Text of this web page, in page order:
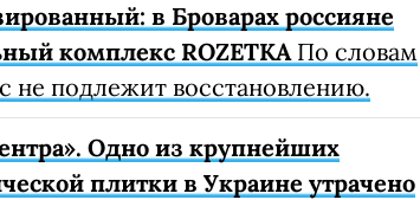
в Броварах россияне
комплекс ROZETKAПо словам
не подлежит восстановлению.
Одно из крупнейших
плитки в Украине утрачено